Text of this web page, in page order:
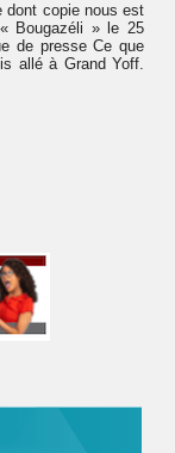
dont copie nous est
Bougazéli » le 25
de presse Ce que
allé à Grand Yoff.